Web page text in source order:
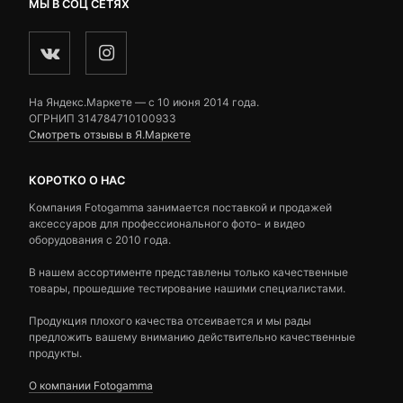
МЫ В СОЦ СЕТЯХ
На Яндекс.Маркете — c 10 июня 2014 года.
ОГРНИП 314784710100933
Смотреть отзывы в Я.Маркете
КОРОТКО О НАС
Компания Fotogamma занимается поставкой и продажей
аксессуаров для профессионального фото- и видео
оборудования с 2010 года.
В нашем ассортименте представлены только качественные
товары, прошедшие тестирование нашими специалистами.
Продукция плохого качества отсеивается и мы рады
предложить вашему вниманию действительно качественные
продукты.
О компании Fotogamma